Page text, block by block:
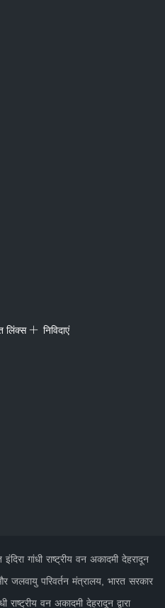
लिंक्स निविदाएं
गांधी राष्ट्रीय वन अकादमी देहरादून
जलवायु परिवर्तन मंत्रालय, भारत सरकार
राष्ट्रीय वन अकादमी देहरादून द्वारा